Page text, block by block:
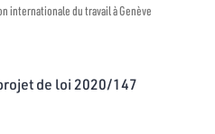
internationale du travail à Genève
de loi 2020/147